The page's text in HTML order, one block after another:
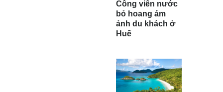
Công viên nước
bỏ hoang ám
ảnh du khách ở
Huế